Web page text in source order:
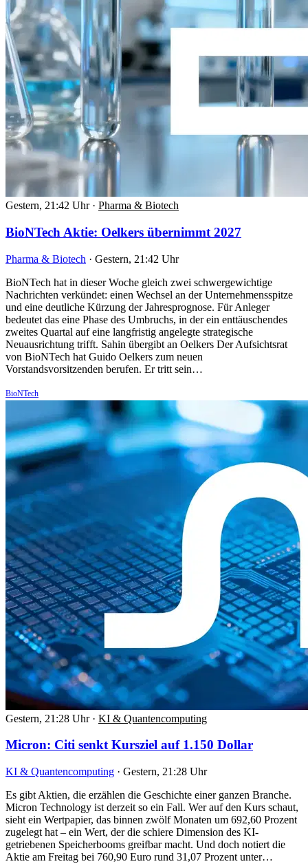
Gestern, 21:42 Uhr · Pharma & Biotech
BioNTech Aktie: Oelkers übernimmt 2027
Pharma & Biotech · Gestern, 21:42 Uhr
BioNTech hat in dieser Woche gleich zwei schwergewichtige
Nachrichten verkündet: einen Wechsel an der Unternehmensspitze
und eine deutliche Kürzung der Jahresprognose. Für Anleger
bedeutet das eine Phase des Umbruchs, in der ein enttäuschendes
zweites Quartal auf eine langfristig angelegte strategische
Neuausrichtung trifft. Sahin übergibt an Oelkers Der Aufsichtsrat
von BioNTech hat Guido Oelkers zum neuen
Vorstandsvorsitzenden berufen. Er tritt sein…
BioNTech
Gestern, 21:28 Uhr · KI & Quantencomputing
Micron: Citi senkt Kursziel auf 1.150 Dollar
KI & Quantencomputing · Gestern, 21:28 Uhr
Es gibt Aktien, die erzählen die Geschichte einer ganzen Branche.
Micron Technology ist derzeit so ein Fall. Wer auf den Kurs schaut,
sieht ein Wertpapier, das binnen zwölf Monaten um 692,60 Prozent
zugelegt hat – ein Wert, der die schiere Dimension des KI-
getriebenen Speicherbooms greifbar macht. Und doch notiert die
Aktie am Freitag bei 760,90 Euro rund 31,07 Prozent unter…